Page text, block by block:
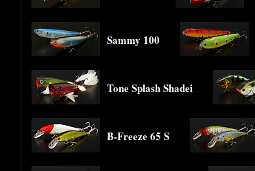
Sammy 100
Tone Splash Shadei
B-Freeze 65 S